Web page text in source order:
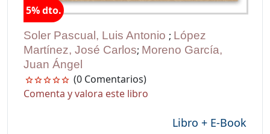
5% dto.
Soler Pascual, Luis Antonio ; López
Martínez, José Carlos; Moreno García,
Juan Ángel
(0 Comentarios)
Comenta y valora este libro
Libro + E-Book